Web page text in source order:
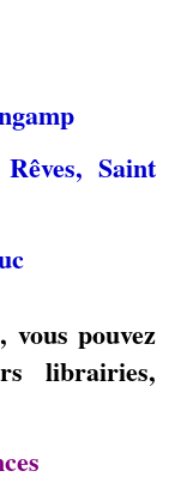
Saint
, vous pouvez
librairies,